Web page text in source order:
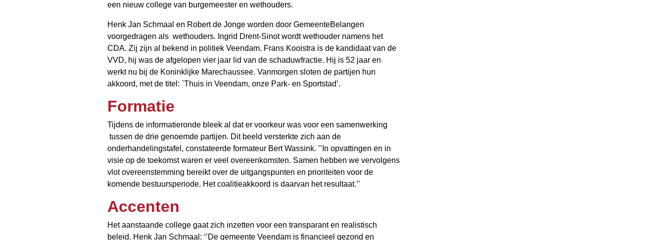
een nieuw college van burgemeester en wethouders.
Henk Jan Schmaal en Robert de Jonge worden door GemeenteBelangen
voorgedragen als wethouders. Ingrid Drent-Sinot wordt wethouder namens het
CDA. Zij zijn al bekend in politiek Veendam. Frans Kooistra is de kandidaat van de
VVD, hij was de afgelopen vier jaar lid van de schaduwfractie. Hij is 52 jaar en
werkt nu bij de Koninklijke Marechaussee. Vanmorgen sloten de partijen hun
akkoord, met de titel: `Thuis in Veendam, onze Park- en Sportstad’.
Formatie
Tijdens de informatieronde bleek al dat er voorkeur was voor een samenwerking
tussen de drie genoemde partijen. Dit beeld versterkte zich aan de
onderhandelingstafel, constateerde formateur Bert Wassink. ’’In opvattingen en in
visie op de toekomst waren er veel overeenkomsten. Samen hebben we vervolgens
vlot overeenstemming bereikt over de uitgangspunten en prioriteiten voor de
komende bestuursperiode. Het coalitieakkoord is daarvan het resultaat.’’
Accenten
Het aanstaande college gaat zich inzetten voor een transparant en realistisch
beleid. Henk Jan Schmaal: ‘’De gemeente Veendam is financieel gezond en